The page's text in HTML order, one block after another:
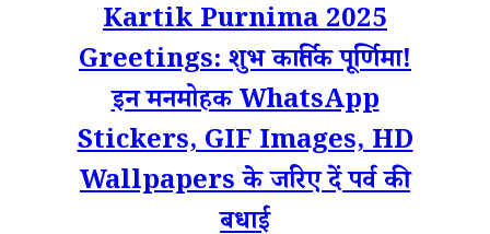
Kartik Purnima 2025
Greetings: शुभ कार्तिक पूर्णिमा!
इन मनमोहक WhatsApp
Stickers, GIF Images, HD
Wallpapers के जरिए दें पर्व की
बधाई